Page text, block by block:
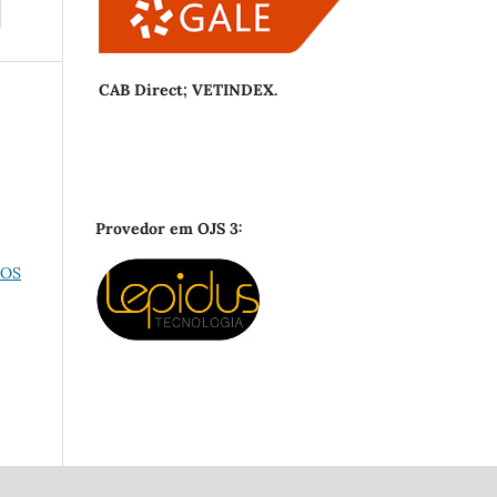
CAB Direct; VETINDEX.
Provedor em OJS 3: